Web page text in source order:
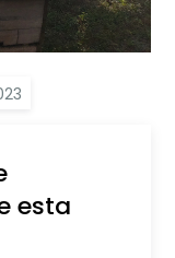
esta